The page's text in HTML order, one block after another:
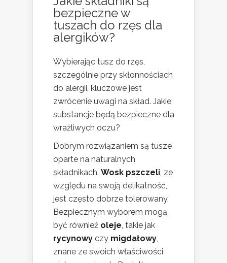
bezpieczne w
tuszach do rzęs dla
alergików?
Wybierając tusz do rzęs,
szczególnie przy skłonnościach
do alergii, kluczowe jest
zwrócenie uwagi na skład. Jakie
substancje będą bezpieczne dla
wrażliwych oczu?
Dobrym rozwiązaniem są tusze
oparte na naturalnych
składnikach. Wosk pszczeli, ze
względu na swoją delikatność,
jest często dobrze tolerowany.
Bezpiecznym wyborem mogą
być również oleje, takie jak
rycynowy czy migdałowy,
znane ze swoich właściwości